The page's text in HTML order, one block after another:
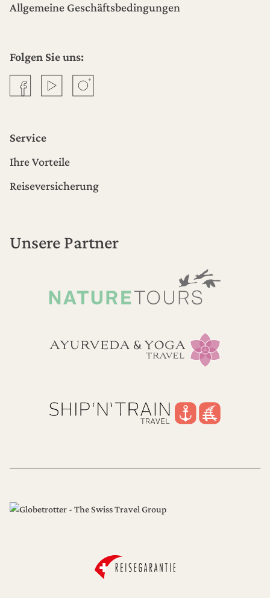
Allgemeine Geschäftsbedingungen
Folgen Sie uns:
Facebook YouTube Instagram
Service
Ihre Vorteile
Reiseversicherung
Unsere Partner